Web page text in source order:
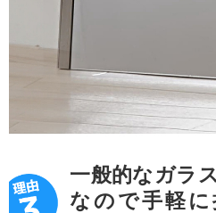
一般的なガラ
なので手軽